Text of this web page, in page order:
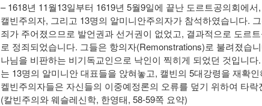
– 1618년 11월13일부터 1619년 5월9일에 끝난 도르트공의회에
캘빈주의자, 그리고 13명의 알미니안주의자가 참석하였습니다.
죄가 주어졌으므로 발언권과 선거권이 없었고, 결과적으로 도르
로 정죄되었습니다. 그들은 항의자(Remonstrations)로 불려졌습
나님을 비판하는 비기독교인으로 낙인이 찍히게 되었던 것입니
는 13명의 알미니안 대표들을 앉혀놓고, 캘빈의 5대강령을 재확
켈빈주의자들은 자신들의 이중예정론의 오류를 덮기 위하여 타
(칼빈주의와 웨슬레신학, 한영태, 58-59쪽 요약)